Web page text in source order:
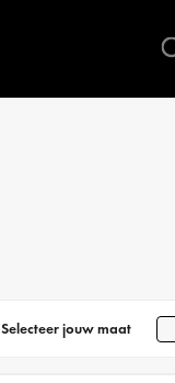
Selecteer jouw maat